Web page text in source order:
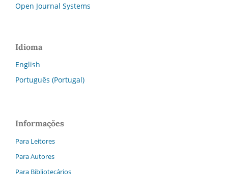
Open Journal Systems
Idioma
English
Português (Portugal)
Informações
Para Leitores
Para Autores
Para Bibliotecários